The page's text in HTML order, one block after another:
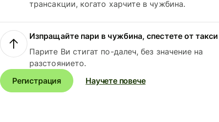
трансакции, когато харчите в чужбина.
Изпращайте пари в чужбина, спестете от такси
Парите Ви стигат по-далеч, без значение на
разстоянието.
Регистрация
Научете повече